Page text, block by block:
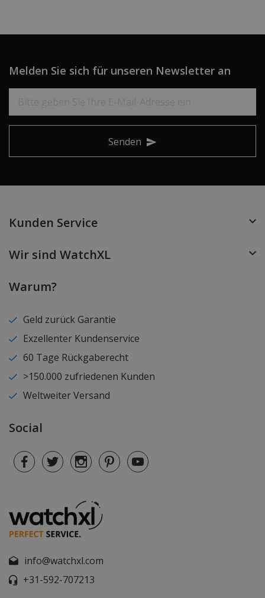
Melden Sie sich für unseren Newsletter an
Senden
Kunden Service
Wir sind WatchXL
Warum?
Geld zurück Garantie
Exzellenter Kundenservice
60 Tage Rückgaberecht
>150.000 zufriedenen Kunden
Weltweiter Versand
Social
info@watchxl.com
+31-592-707213